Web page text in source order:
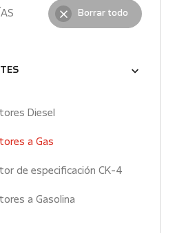
Borrar todo
Diesel
a Gas
de especificación CK-4
a Gasolina